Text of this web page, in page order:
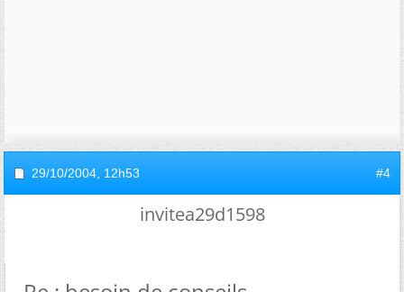
29/10/2004, 12h53 #4
invitea29d1598